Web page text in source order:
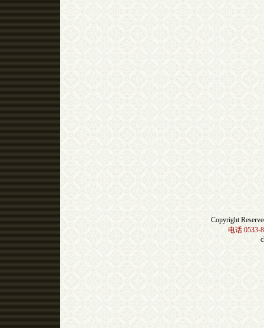
Copyright
电话:0533-